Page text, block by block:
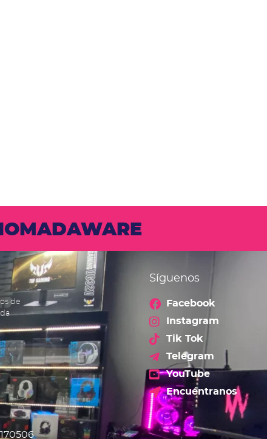
de
Síguenos
Facebook
Instagram
Tik Tok
Telegram
YouTube
Encuéntranos